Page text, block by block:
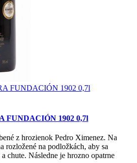
FUNDACIÓN 1902 0,7l
z hrozienok Pedro Ximenez. Na
rozložené na podložkách, aby sa
chute. Následne je hrozno opatrne